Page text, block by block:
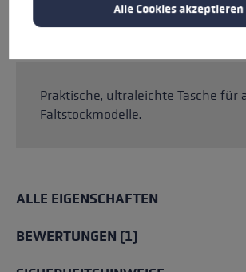
Praktische, ultraleichte Tasche für
Faltstockmodelle.
ALLE EIGENSCHAFTEN
BEWERTUNGEN (1)
Alle Cookies akzeptieren